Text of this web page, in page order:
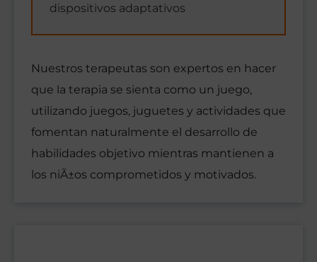
dispositivos adaptativos
Nuestros terapeutas son expertos en hacer
que la terapia se sienta como un juego,
utilizando juegos, juguetes y actividades que
fomentan naturalmente el desarrollo de
habilidades objetivo mientras mantienen a
los niÃ±os comprometidos y motivados.